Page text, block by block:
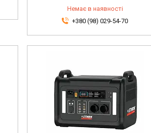
Немає в наявності
+380 (98) 029-54-70